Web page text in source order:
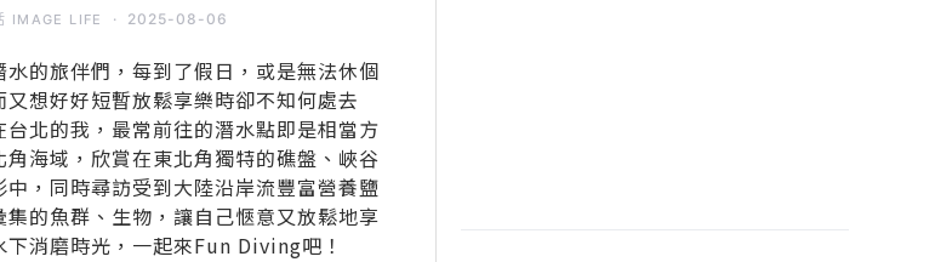
IMAGE LIFE 2025-08-06
的旅伴們，每到了假日，或是無法休個
又想好好短暫放鬆享樂時卻不知何處去
台北的我，最常前往的潛水點即是相當方
角海域，欣賞在東北角獨特的礁盤、峽谷
中，同時尋訪受到大陸沿岸流豐富營養鹽
集的魚群、生物，讓自己愜意又放鬆地享
下消磨時光，一起來Fun Diving吧！